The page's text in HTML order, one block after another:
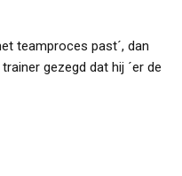
teamproces past´, dan
gezegd dat hij ´er de